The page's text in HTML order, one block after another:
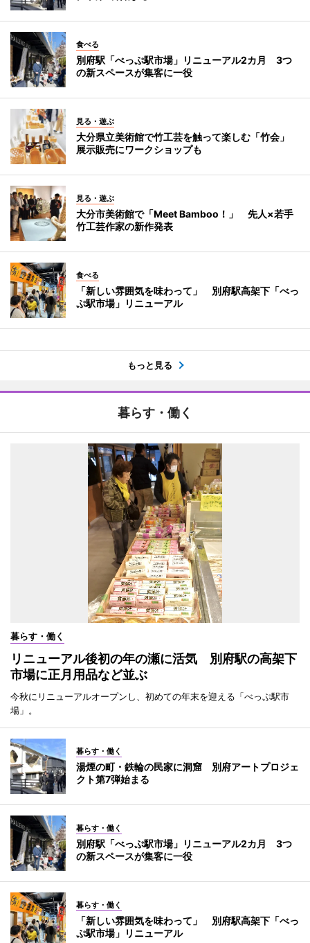
食べる
別府駅「べっぷ駅市場」リニューアル2カ月 3つ
の新スペースが集客に一役
見る・遊ぶ
大分県立美術館で竹工芸を触って楽しむ「竹会」
展示販売にワークショップも
見る・遊ぶ
大分市美術館で「Meet Bamboo！」 先人×若手
竹工芸作家の新作発表
食べる
「新しい雰囲気を味わって」 別府駅高架下「べっ
ぷ駅市場」リニューアル
もっと見る
暮らす・働く
暮らす・働く
リニューアル後初の年の瀬に活気 別府駅の高架下
市場に正月用品など並ぶ
今秋にリニューアルオープンし、初めての年末を迎える「べっぷ駅市
場」。
暮らす・働く
湯煙の町・鉄輪の民家に洞窟 別府アートプロジェ
クト第7弾始まる
暮らす・働く
別府駅「べっぷ駅市場」リニューアル2カ月 3つ
の新スペースが集客に一役
暮らす・働く
「新しい雰囲気を味わって」 別府駅高架下「べっ
ぷ駅市場」リニューアル